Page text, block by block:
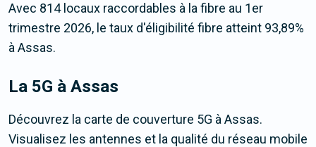
Avec 814 locaux raccordables à la fibre au 1er
trimestre 2026, le taux d'éligibilité fibre atteint 93,89%
à Assas.
La 5G à Assas
Découvrez la carte de couverture 5G à Assas.
Visualisez les antennes et la qualité du réseau mobile